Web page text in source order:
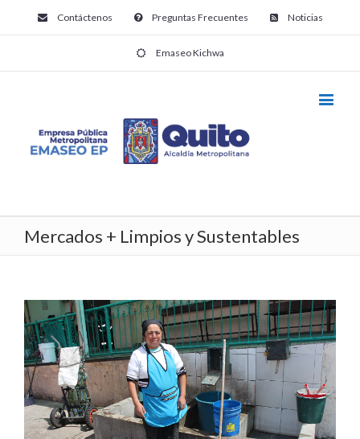
Contáctenos Preguntas Frecuentes Noticias
Emaseo Kichwa
Mercados + Limpios y Sustentables